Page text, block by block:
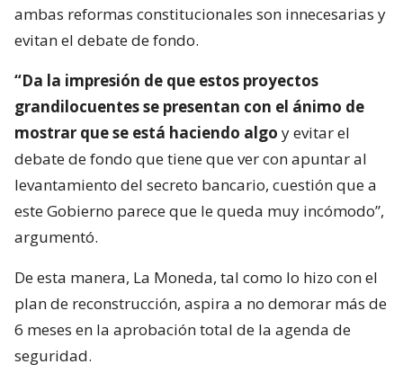
ambas reformas constitucionales son innecesarias y
evitan el debate de fondo.
“Da la impresión de que estos proyectos
grandilocuentes se presentan con el ánimo de
mostrar que se está haciendo algo y evitar el
debate de fondo que tiene que ver con apuntar al
levantamiento del secreto bancario, cuestión que a
este Gobierno parece que le queda muy incómodo”,
argumentó.
De esta manera, La Moneda, tal como lo hizo con el
plan de reconstrucción, aspira a no demorar más de
6 meses en la aprobación total de la agenda de
seguridad.